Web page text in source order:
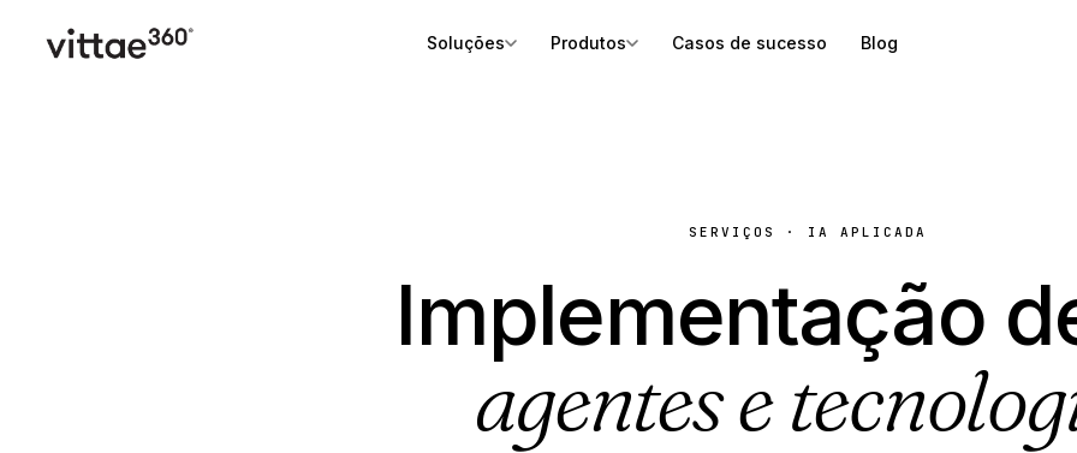
Soluções Produtos Casos de sucesso Blog
SERVIÇOS · IA APLICADA
Implementação
agentes e